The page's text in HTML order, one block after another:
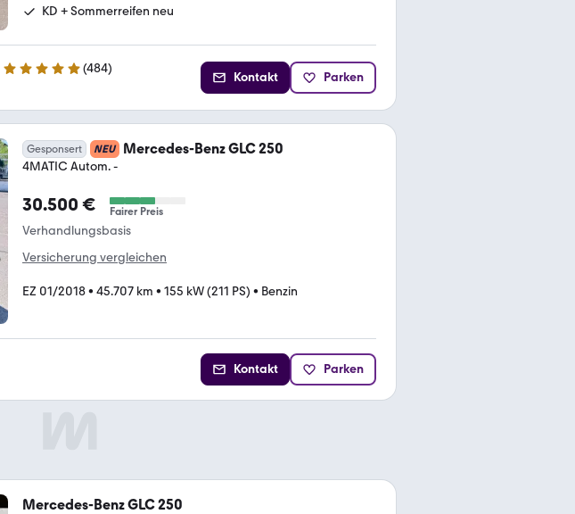
KD + Sommerreifen neu
5 Sterne (484)
Kontakt Parken
Gesponsert NEU Mercedes-Benz GLC 250
4MATIC Autom. -
30.500 € Fairer Preis
Verhandlungsbasis
Versicherung vergleichen
EZ 01/2018• 45.707 km • 155 kW (211 PS) • Benzin
Kontakt Parken
Mercedes-Benz GLC 250